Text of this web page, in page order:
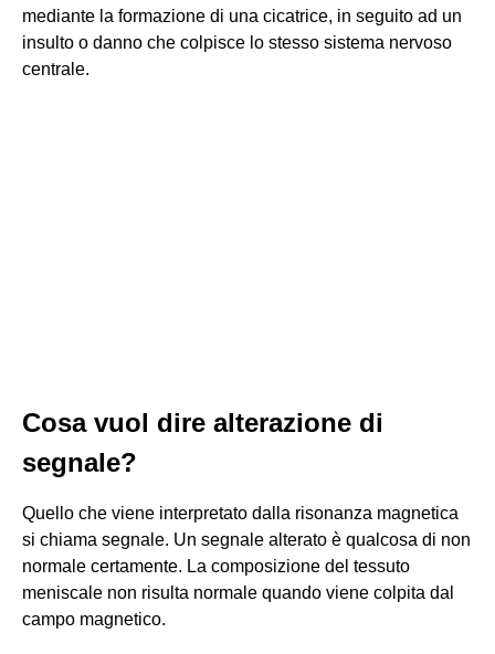
mediante la formazione di una cicatrice, in seguito ad un
insulto o danno che colpisce lo stesso sistema nervoso
centrale.
Cosa vuol dire alterazione di
segnale?
Quello che viene interpretato dalla risonanza magnetica
si chiama segnale. Un segnale alterato è qualcosa di non
normale certamente. La composizione del tessuto
meniscale non risulta normale quando viene colpita dal
campo magnetico.